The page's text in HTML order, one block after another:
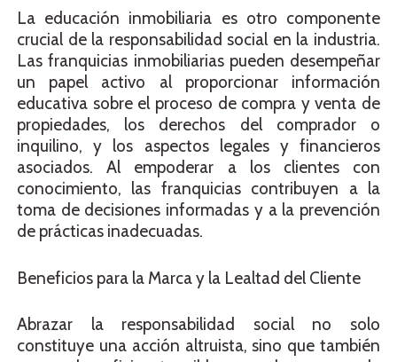
La educación inmobiliaria es otro componente
crucial de la responsabilidad social en la industria.
Las franquicias inmobiliarias pueden desempeñar
un papel activo al proporcionar información
educativa sobre el proceso de compra y venta de
propiedades, los derechos del comprador o
inquilino, y los aspectos legales y financieros
asociados. Al empoderar a los clientes con
conocimiento, las franquicias contribuyen a la
toma de decisiones informadas y a la prevención
de prácticas inadecuadas.
Beneficios para la Marca y la Lealtad del Cliente
Abrazar la responsabilidad social no solo
constituye una acción altruista, sino que también